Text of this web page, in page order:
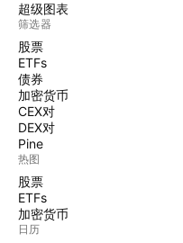
超级图表
筛选器
股票
ETFs
债券
加密货币
CEX对
DEX对
Pine
热图
股票
ETFs
加密货币
日历